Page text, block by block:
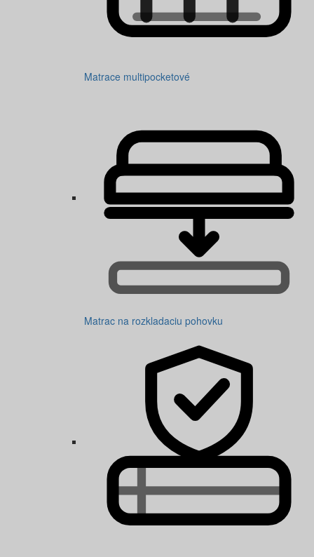
Matrace multipocketové
Matrac na rozkladaciu pohovku